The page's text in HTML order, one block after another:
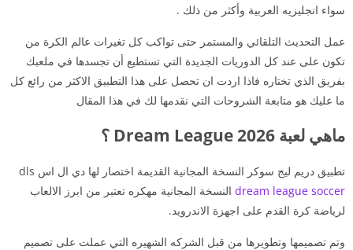
سواء انجليزيه العربية وأكثر من ذلك .
عمل التحديث التلقائي والمستمر حتى تواكب كل تغيرات عالم الكرة من
تكون على عند كل الدوريات الجديدة التي تستطيع أن تجسدها في ملعبك
بفريق الذي تختاره فاذا اردت ان تحصل على هذا التطبيق الاكثر من رائع كل
ما عليك هو متابعة الشروحات التي نقدمها لك في هذا المقال
ماهي لعبة 2026 Dream League ؟
تطبيق دريم ليج سوكر النسخة المجانية القديمة اختصار لها دي ال اس dls
dream league soccer النسخة المجانية مهكره تعتبر من ابرز الالعاب
لرياضة كرة القدم على اجهزة الاندرويد.
وتم تصميمها وتطويرها من قبل الشركه الشهيره التي عملت على تصميم